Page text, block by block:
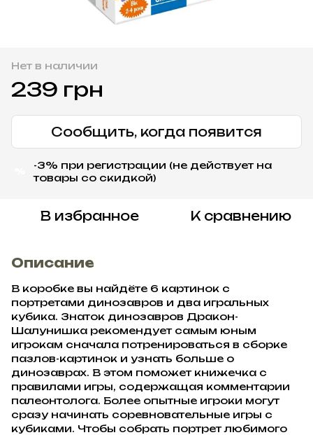
Нет в наличии
239 грн
Сообщить, когда появится
-3% при регистрации (не действует на
товары со скидкой)
В избранное К сравнению
Описание
В коробке вы найдёте 6 картинок с
портретами динозавров и два игральных
кубика. Знаток динозавров Дракон-
Шалунишка рекомендует самым юным
игрокам сначала потренироваться в сборке
пазлов-картинок и узнать больше о
динозаврах. В этом поможет книжечка с
правилами игры, содержащая комментарии
палеонтолога. Более опытные игроки могут
сразу начинать соревновательные игры с
кубиками. Чтобы собрать портрет любимого